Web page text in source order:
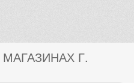
Г.